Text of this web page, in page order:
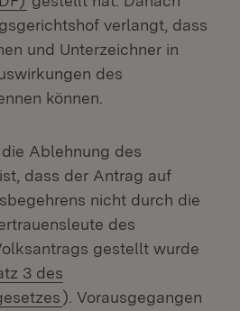
verlangt, dass
und Unterzeichner in
des
können.
Ablehnung des
dass der Antrag auf
nicht durch die
des
gestellt wurde
3 des
(Öffnet in neuem
). Vorausgegangen